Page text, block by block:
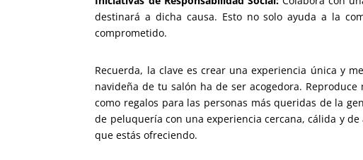
destinará a dicha causa. Esto no solo ayuda a la
comprometido.
Recuerda, la clave es crear una experiencia única y
navideña de tu salón ha de ser acogedora.
como regalos para las personas más queridas de la
de peluquería con una experiencia cercana, cálida y
que estás ofreciendo.